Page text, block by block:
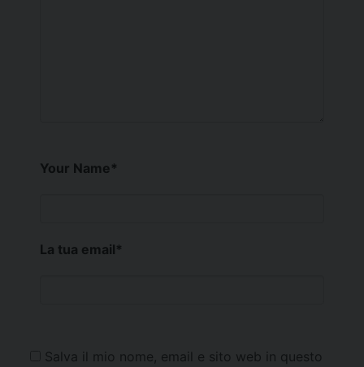
Your Name*
La tua email*
Salva il mio nome, email e sito web in questo